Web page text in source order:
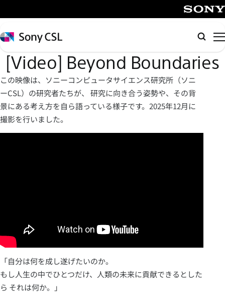
イ
ン
コ
ン
へ
ス
Sony
CSL
検
索
[Video] Beyond Boundaries
この映像は、ソニーコンピュータサイエンス研究所（ソニ
ーCSL）の研究者たちが、 研究に向き合う姿勢や、その背
景にある考え方を自ら語っている様子です。2025年12月に
撮影を行いました。
「自分は何を成し遂げたいのか。
もし人生の中でひとつだけ、人類の未来に貢献できるとした
ら それは何か。」